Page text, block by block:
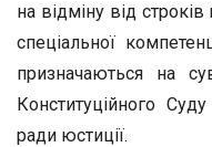
на відміну від
спеціальної
призначаються на
Конституційного
ради юстиції.